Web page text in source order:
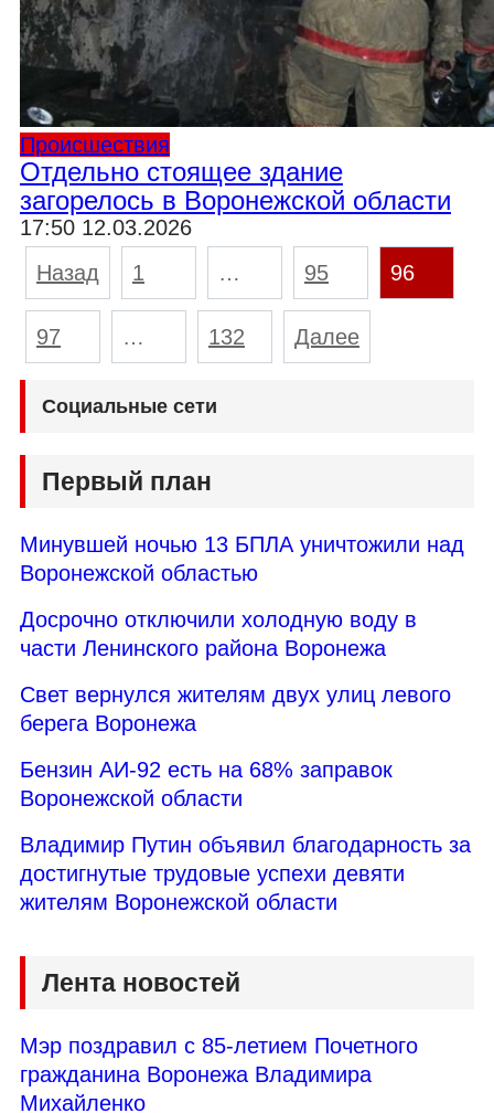
Происшествия
Отдельно стоящее здание
загорелось в Воронежской области
17:50 12.03.2026
Пагинация
записей
Назад 1 … 95 96
97 … 132 Далее
Социальные сети
Первый план
Минувшей ночью 13 БПЛА уничтожили над
Воронежской областью
Досрочно отключили холодную воду в
части Ленинского района Воронежа
Свет вернулся жителям двух улиц левого
берега Воронежа
Бензин АИ-92 есть на 68% заправок
Воронежской области
Владимир Путин объявил благодарность за
достигнутые трудовые успехи девяти
жителям Воронежской области
Лента новостей
Мэр поздравил с 85-летием Почетного
гражданина Воронежа Владимира
Михайленко